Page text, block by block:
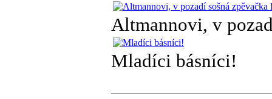
Altmannovi, v
Mladíci básníci!